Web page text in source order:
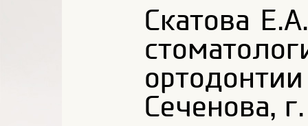
Скатова
Сеченова,